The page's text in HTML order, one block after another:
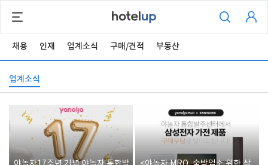
채용 인재 업계소식 구매/견적 부동산
업계소식